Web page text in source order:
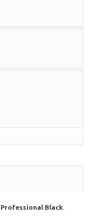
Professional Black.